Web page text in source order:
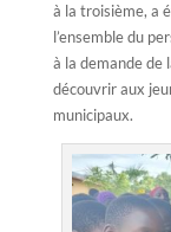
à la troisième, a
l’ensemble du
à la demande de
découvrir aux
municipaux.